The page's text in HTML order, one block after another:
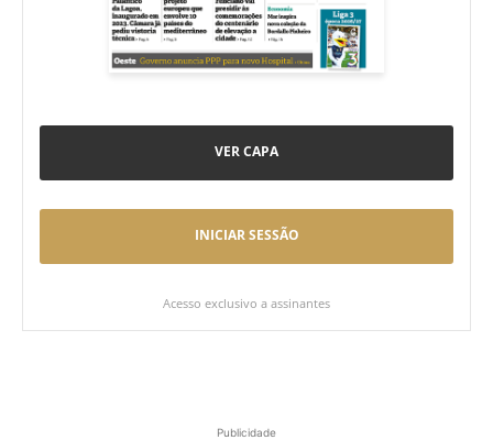
VER CAPA
INICIAR SESSÃO
Acesso exclusivo a assinantes
Publicidade